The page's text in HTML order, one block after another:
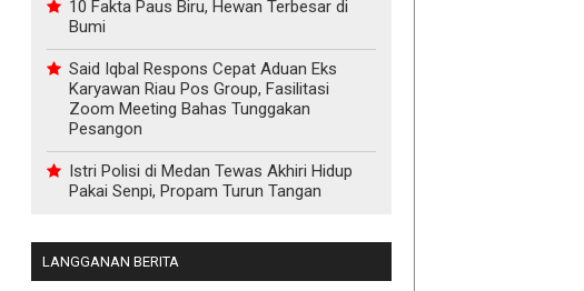
10 Fakta Paus Biru, Hewan Terbesar di
Bumi
Said Iqbal Respons Cepat Aduan Eks
Karyawan Riau Pos Group, Fasilitasi
Zoom Meeting Bahas Tunggakan
Pesangon
Istri Polisi di Medan Tewas Akhiri Hidup
Pakai Senpi, Propam Turun Tangan
LANGGANAN BERITA